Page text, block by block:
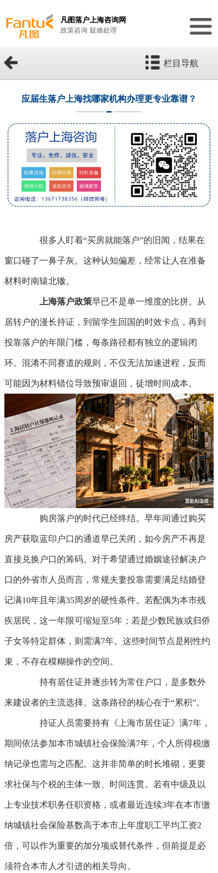
凡图落户上海咨询网
政策咨询 疑难处理
栏目导航
应届生落户上海找哪家机构办理更专业靠谱？
很多人盯着“买房就能落户”的旧闻，结果在
窗口碰了一鼻子灰。这种认知偏差，经常让人在准备
材料时南辕北辙。
上海落户政策早已不是单一维度的比拼。从
居转户的漫长持证，到留学生回国的时效卡点，再到
投靠落户的年限门槛，每条路径都有独立的逻辑闭
环。混淆不同赛道的规则，不仅无法加速进程，反而
可能因为材料错位导致预审退回，徒增时间成本。
购房落户的时代已经终结。早年间通过购买
房产获取蓝印户口的通道早已关闭，如今房产不再是
直接兑换户口的筹码。对于希望通过婚姻途径解决户
口的外省市人员而言，常规夫妻投靠需要满足结婚登
记满10年且年满35周岁的硬性条件。若配偶为本市残
疾居民，这一年限可缩短至5年；若是少数民族或归侨
子女等特定群体，则需满7年。这些时间节点是刚性约
束，不存在模糊操作的空间。
持有居住证并逐步转为常住户口，是多数外
来建设者的主流选择。这条路径的核心在于“累积”。
持证人员需要持有《上海市居住证》满7年，
期间依法参加本市城镇社会保险满7年，个人所得税缴
纳记录也需与之匹配。这并非简单的时长堆砌，更要
求社保与个税的主体一致、时间连贯。若有中级及以
上专业技术职务任职资格，或者最近连续3年在本市缴
纳城镇社会保险基数高于本市上年度职工平均工资2
倍，可以作为重要的加分项或替代条件，但前提是必
须符合本市人才引进的相关导向。